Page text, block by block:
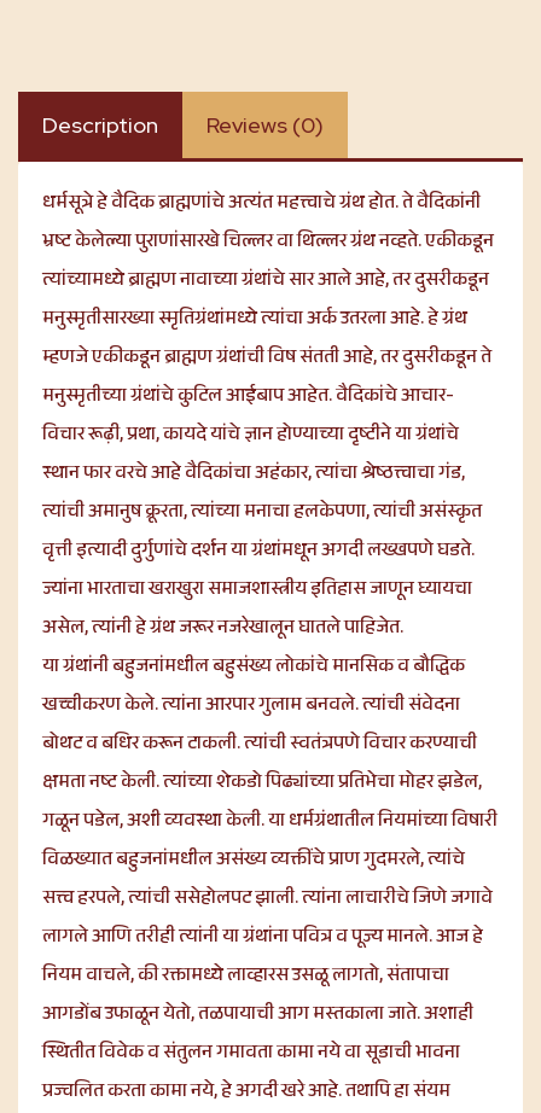
Description Reviews (0)
धर्मसूत्रे हे वैदिक ब्राह्मणांचे अत्यंत महत्त्वाचे ग्रंथ होत. ते वैदिकांनी
भ्रष्ट केलेल्या पुराणांसारखे चिल्लर वा थिल्लर ग्रंथ नव्हते. एकीकडून
त्यांच्यामध्ये ब्राह्मण नावाच्या ग्रंथांचे सार आले आहे, तर दुसरीकडून
मनुस्मृतीसारख्या स्मृतिग्रंथांमध्ये त्यांचा अर्क उतरला आहे. हे ग्रंथ
म्हणजे एकीकडून ब्राह्मण ग्रंथांची विष संतती आहे, तर दुसरीकडून ते
मनुस्मृतीच्या ग्रंथांचे कुटिल आईबाप आहेत. वैदिकांचे आचार-
विचार रूढ़ी, प्रथा, कायदे यांचे ज्ञान होण्याच्या दृष्टीने या ग्रंथांचे
स्थान फार वरचे आहे वैदिकांचा अहंकार, त्यांचा श्रेष्ठत्त्वाचा गंड,
त्यांची अमानुष क्रूरता, त्यांच्या मनाचा हलकेपणा, त्यांची असंस्कृत
वृत्ती इत्यादी दुर्गुणांचे दर्शन या ग्रंथांमधून अगदी लख्खपणे घडते.
ज्यांना भारताचा खराखुरा समाजशास्त्रीय इतिहास जाणून घ्यायचा
असेल, त्यांनी हे ग्रंथ जरूर नजरेखालून घातले पाहिजेत.
या ग्रंथांनी बहुजनांमधील बहुसंख्य लोकांचे मानसिक व बौद्धिक
खच्चीकरण केले. त्यांना आरपार गुलाम बनवले. त्यांची संवेदना
बोथट व बधिर करून टाकली. त्यांची स्वतंत्रपणे विचार करण्याची
क्षमता नष्ट केली. त्यांच्या शेकडो पिढ्यांच्या प्रतिभेचा मोहर झडेल,
गळून पडेल, अशी व्यवस्था केली. या धर्मग्रंथातील नियमांच्या विषारी
विळख्यात बहुजनांमधील असंख्य व्यक्तींचे प्राण गुदमरले, त्यांचे
सत्त्व हरपले, त्यांची ससेहोलपट झाली. त्यांना लाचारीचे जिणे जगावे
लागले आणि तरीही त्यांनी या ग्रंथांना पवित्र व पूज्य मानले. आज हे
नियम वाचले, की रक्तामध्ये लाव्हारस उसळू लागतो, संतापाचा
आगडोंब उफाळून येतो, तळपायाची आग मस्तकाला जाते. अशाही
स्थितीत विवेक व संतुलन गमावता कामा नये वा सूडाची भावना
प्रज्वलित करता कामा नये, हे अगदी खरे आहे. तथापि हा संयम